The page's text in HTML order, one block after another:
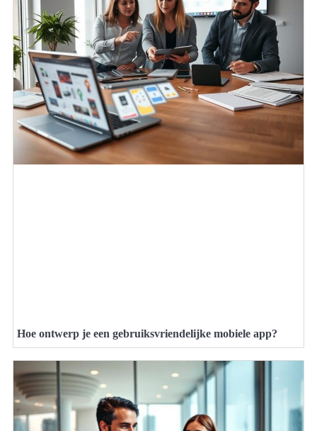
Hoe ontwerp je een gebruiksvriendelijke mobiele app?